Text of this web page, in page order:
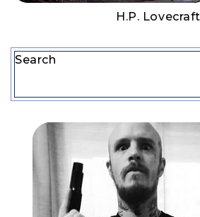
H.P. Lovecraft
Search